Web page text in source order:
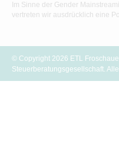
Im Sinne der Gender
vertreten wir ausdrücklich eine
© Copyright 2026 ETL
Steuerberatungsgesellschaft.